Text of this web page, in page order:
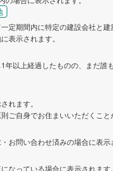
定期間内に特定の建設会社と
表示されます。
年以上経過したものの、まだ誰
れます。
ご自身でお住まいいただくこと
お問い合わせ済みの場合に表示
なっている場合に表示されます。